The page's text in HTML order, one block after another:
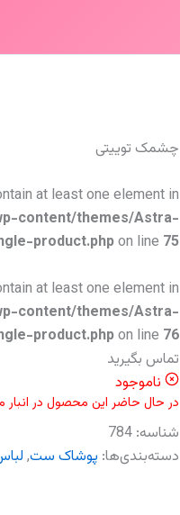
چشمک توییتی
at least one element in
content/themes/Astra-
product.phpon line 75
at least one element in
content/themes/Astra-
product.phpon line 76
تماس بگیرید
ناموجود
در حال حاضر این محصول در
شناسه: 784
دسته‌بندی‌ها: پوشاک ست,